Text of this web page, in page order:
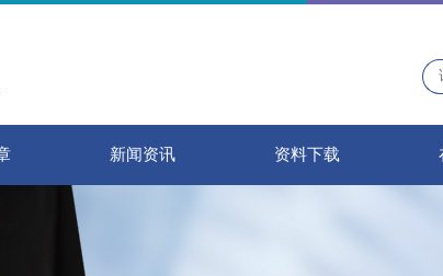
新闻资讯 资料下载